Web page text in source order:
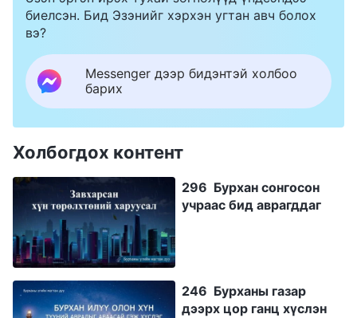
биелсэн. Бид Эзэнийг хэрхэн угтан авч болох
вэ?
Messenger дээр бидэнтэй холбоо
барих
Холбогдох контент
296 Бурхан сонгосон
учраас бид аврагддаг
246 Бурханы газар
дээрх цор ганц хүслэн